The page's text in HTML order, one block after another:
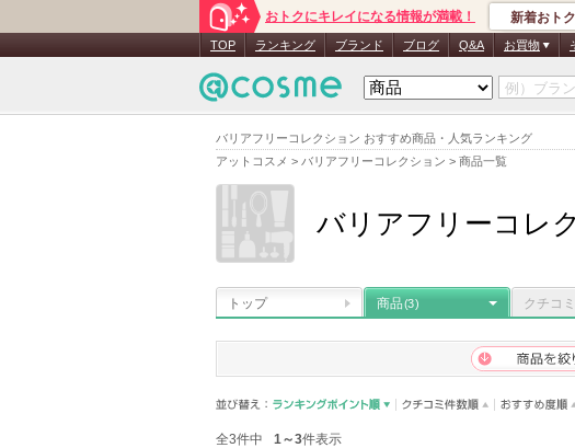
バリアフリーコレクション おすすめ商品・人気ランキング
アットコスメ > バリアフリーコレクション > 商品一覧
おトクにキレイになる情報が満載！ 新着おト
TOP ランキング ブランド ブログ Q&A お買物
バリアフリーコレ
トップ 商品(3) クチコミ
全3件中 1～3件表示